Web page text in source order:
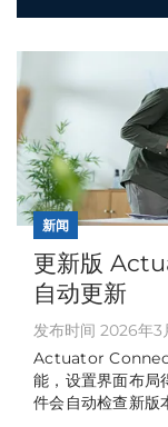
新闻
更新版
自动更新
发布时间 2026年3
Actuator
能，设置界面布局
件会自动检查新版